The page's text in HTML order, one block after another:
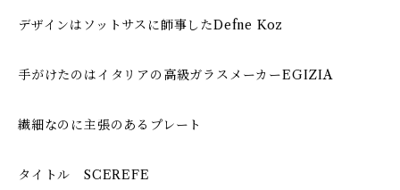
デザインはソットサスに師事したDefne Koz
手がけたのはイタリアの高級ガラスメーカーEGIZIA
繊細なのに主張のあるプレート
タイトル SCEREFE